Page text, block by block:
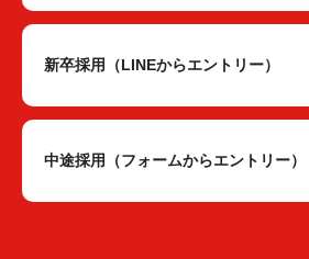
新卒採用（LINEからエントリー）
中途採用（フォームからエントリー）